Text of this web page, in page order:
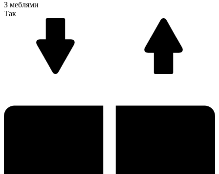
З меблями
Так